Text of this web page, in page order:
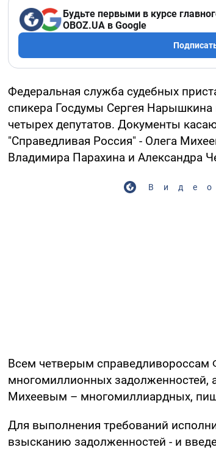
Будьте первыми в курсе
OBOZ.UA в Google
Федеральная служба судебных
спикера Госдумы Сергея
четырех депутатов. Документы
"Справедливая Россия" - Олега
Владимира Парахина и Александра
Всем четверым справедливороссам
многомиллионных задолженностей,
Михеевым – многомиллиардных,
Для выполнения требований
взысканию задолженностей - и